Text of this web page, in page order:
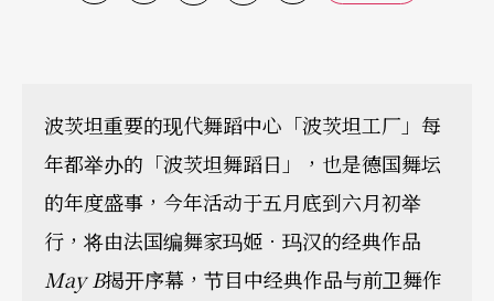
波茨坦重要的现代舞蹈中心「波茨坦工厂」每
年都举办的「波茨坦舞蹈日」，也是德国舞坛
的年度盛事，今年活动于五月底到六月初举
行，将由法国编舞家玛姬．玛汉的经典作品
May B揭开序幕，节目中经典作品与前卫舞作